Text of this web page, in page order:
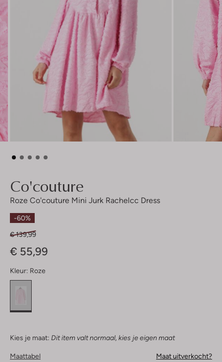
Co'couture
Roze Co'couture Mini Jurk Rachelcc Dress
-60%
€ 139,99
€ 55,99
Kleur: Roze
Kies je maat: Dit item valt normaal, kies je eigen maat
Maattabel Maat uitverkocht?